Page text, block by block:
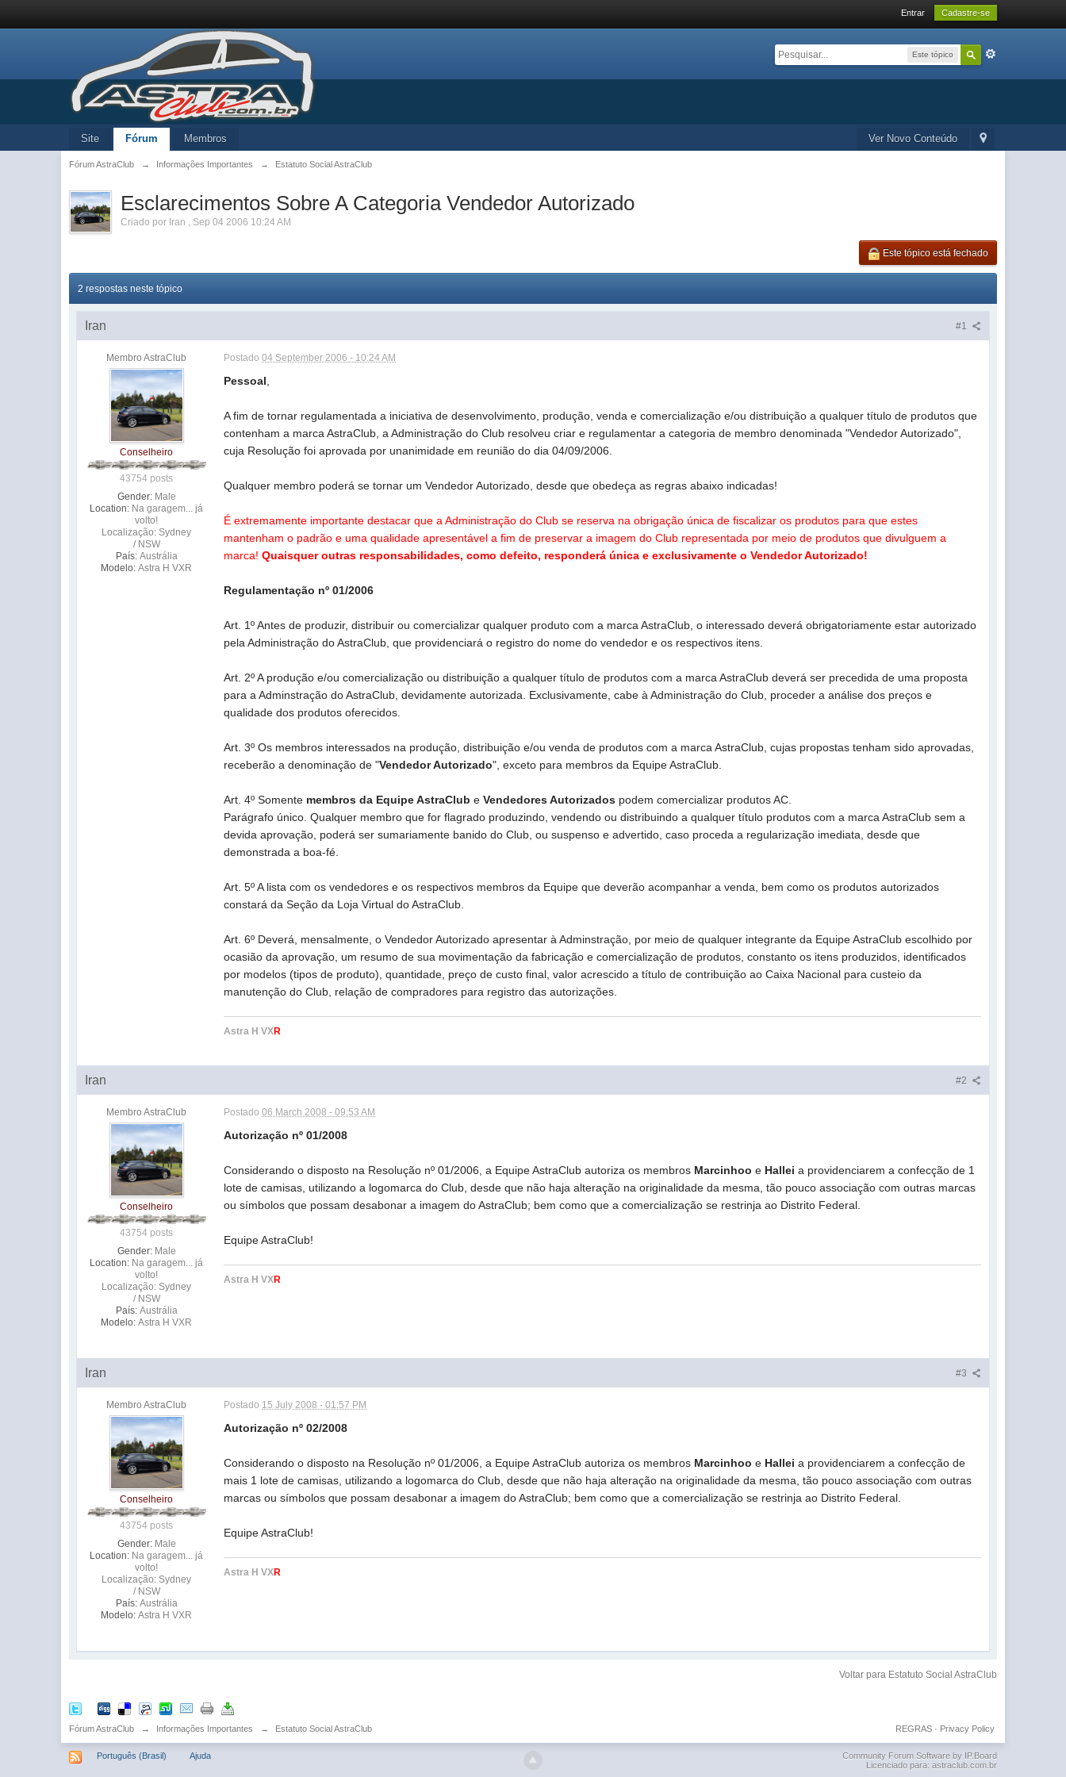
Entrar Cadastre-se
Este tópico
Ver Novo Conteúdo
Site Fórum Membros
Fórum AstraClub → Informações Importantes → Estatuto Social AstraClub
Esclarecimentos Sobre A Categoria Vendedor Autorizado
Criado por Iran , Sep 04 2006 10:24 AM
Este tópico está fechado
2 respostas neste tópico
#1
Iran
Membro AstraClub
Conselheiro
43754 posts
Gender: Male
Location: Na garagem... já
volto!
Localização: Sydney
/ NSW
País: Austrália
Modelo: Astra H VXR
Postado04 September 2006 - 10:24 AM
Pessoal
A fim de tornar regulamentada a iniciativa de desenvolvimento, produção, venda e comercialização e/ou distribuição a qualquer título de produtos que
contenham a marca AstraClub, a Administração do Club resolveu criar e regulamentar a categoria de membro denominada "Vendedor Autorizado",
cuja Resolução foi aprovada por unanimidade em reunião do dia 04/09/2006.
Qualquer membro poderá se tornar um Vendedor Autorizado, desde que obedeça as regras abaixo indicadas!
É extremamente importante destacar que a Administração do Club se reserva na obrigação única de fiscalizar os produtos para que estes
mantenham o padrão e uma qualidade apresentável a fim de preservar a imagem do Club representada por meio de produtos que divulguem a
marca!Quaisquer outras responsabilidades, como defeito, responderá única e exclusivamente o Vendedor Autorizado!
Regulamentação nº 01/2006
Art. 1º Antes de produzir, distribuir ou comercializar qualquer produto com a marca AstraClub, o interessado deverá obrigatoriamente estar autorizado
pela Administração do AstraClub, que providenciará o registro do nome do vendedor e os respectivos itens.
Art. 2º A produção e/ou comercialização ou distribuição a qualquer título de produtos com a marca AstraClub deverá ser precedida de uma proposta
para a Adminstração do AstraClub, devidamente autorizada. Exclusivamente, cabe à Administração do Club, proceder a análise dos preços e
qualidade dos produtos oferecidos.
Art. 3º Os membros interessados na produção, distribuição e/ou venda de produtos com a marca AstraClub, cujas propostas tenham sido aprovadas,
receberão a denominação de "Vendedor Autorizado", exceto para membros da Equipe AstraClub.
Art. 4º Somente membros da Equipe AstraClub eVendedores Autorizados podem comercializar produtos AC.
Parágrafo único. Qualquer membro que for flagrado produzindo, vendendo ou distribuindo a qualquer título produtos com a marca AstraClub sem a
devida aprovação, poderá ser sumariamente banido do Club, ou suspenso e advertido, caso proceda a regularização imediata, desde que
demonstrada a boa-fé.
Art. 5º A lista com os vendedores e os respectivos membros da Equipe que deverão acompanhar a venda, bem como os produtos autorizados
constará da Seção da Loja Virtual do AstraClub.
Art. 6º Deverá, mensalmente, o Vendedor Autorizado apresentar à Adminstração, por meio de qualquer integrante da Equipe AstraClub escolhido por
ocasião da aprovação, um resumo de sua movimentação da fabricação e comercialização de produtos, constanto os itens produzidos, identificados
por modelos (tipos de produto), quantidade, preço de custo final, valor acrescido a título de contribuição ao Caixa Nacional para custeio da
manutenção do Club, relação de compradores para registro das autorizações.
Astra H VXR
#2
Iran
Membro AstraClub
Conselheiro
43754 posts
Gender: Male
Location: Na garagem... já
volto!
Localização: Sydney
/ NSW
País: Austrália
Modelo: Astra H VXR
Postado06 March 2008 - 09:53 AM
Autorização nº 01/2008
Considerando o disposto na Resolução nº 01/2006, a Equipe AstraClub autoriza os membros Marcinhoo e Hallei a providenciarem a confecção de 1
lote de camisas, utilizando a logomarca do Club, desde que não haja alteração na originalidade da mesma, tão pouco associação com outras marcas
ou símbolos que possam desabonar a imagem do AstraClub; bem como que a comercialização se restrinja ao Distrito Federal.
Equipe AstraClub!
Astra H VXR
#3
Iran
Membro AstraClub
Conselheiro
43754 posts
Gender: Male
Location: Na garagem... já
volto!
Localização: Sydney
/ NSW
País: Austrália
Modelo: Astra H VXR
Postado 15 July 2008 - 01:57 PM
Autorização nº 02/2008
Considerando o disposto na Resolução nº 01/2006, a Equipe AstraClub autoriza os membros Marcinhoo e Hallei a providenciarem a confecção de
mais 1 lote de camisas, utilizando a logomarca do Club, desde que não haja alteração na originalidade da mesma, tão pouco associação com outras
marcas ou símbolos que possam desabonar a imagem do AstraClub; bem como que a comercialização se restrinja ao Distrito Federal.
Equipe AstraClub!
Astra H VXR
Voltar para Estatuto Social AstraClub
Fórum AstraClub → Informações Importantes → Estatuto Social AstraClub Privacy Policy
REGRAS·
Português (Brasil) Ajuda
Community Forum Software by IP.Board
Licenciado para: astraclub.com.br